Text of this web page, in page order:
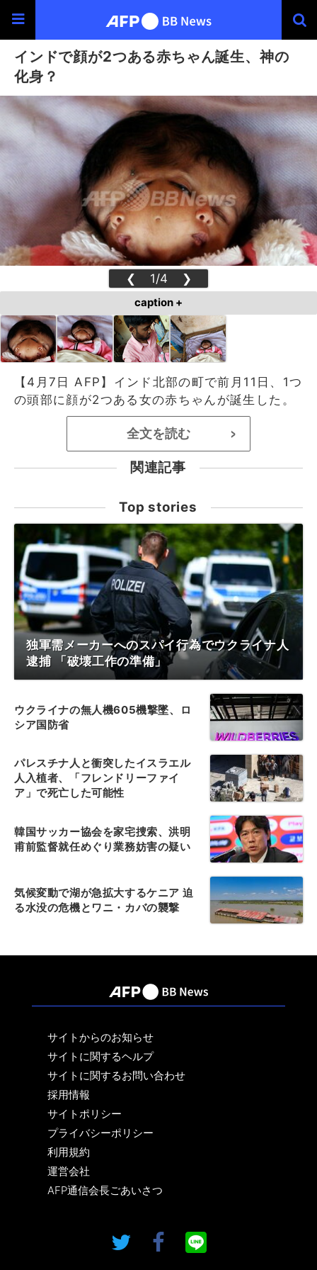
インドで顔が2つある赤ちゃん誕生、神の
化身？
❮ 1/4 ❯
caption +
【4月7日 AFP】インド北部の町で前月11日、1つ
の頭部に顔が2つある女の赤ちゃんが誕生した。
全文を読む >
関連記事
Top stories
独軍需メーカーへのスパイ行為でウクライナ人
逮捕 「破壊工作の準備」
ウクライナの無人機605機撃墜、ロ
シア国防省
パレスチナ人と衝突したイスラエル
人入植者、「フレンドリーファイ
ア」で死亡した可能性
韓国サッカー協会を家宅捜索、洪明
甫前監督就任めぐり業務妨害の疑い
気候変動で湖が急拡大するケニア 迫
る水没の危機とワニ・カバの襲撃
サイトからのお知らせ
サイトに関するヘルプ
サイトに関するお問い合わせ
採用情報
サイトポリシー
プライバシーポリシー
利用規約
運営会社
AFP通信会長ごあいさつ